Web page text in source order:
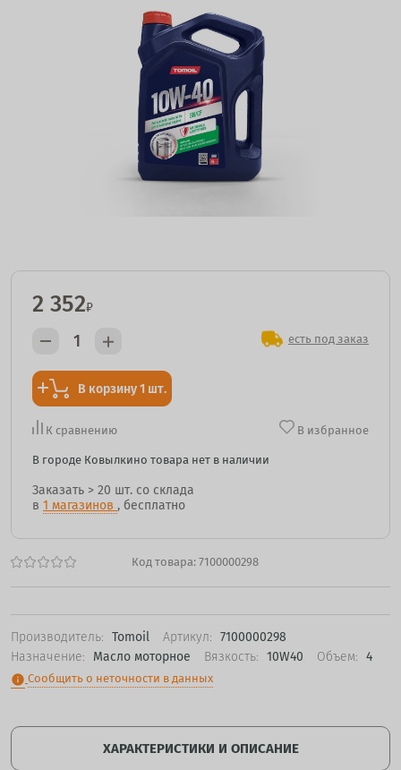
Код товара: 7100000298
Производитель: Tomoil Артикул: 7100000298
Назначение:
Масло моторное Вязкость: 10W40 Объем: 4
info Сообщить о неточности в данных
2 352₽
есть под заказ
В корзину 1 шт.
К сравнению В избранное
В городе Ковылкино товара нет в наличии
Заказать > 20 шт. со склада
в 1 магазинов , бесплатно
ХАРАКТЕРИСТИКИ И ОПИСАНИЕ